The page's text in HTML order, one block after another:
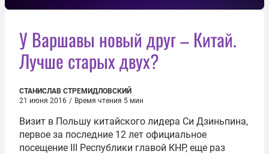
У Варшавы новый друг – Китай.
Лучше старых двух?
СТАНИСЛАВ СТРЕМИДЛОВСКИЙ
21 июня 2016 / Время чтения 5 мин
Визит в Польшу китайского лидера Си Дзиньпина,
первое за последние 12 лет официальное
посещение III Республики главой КНР, еще раз